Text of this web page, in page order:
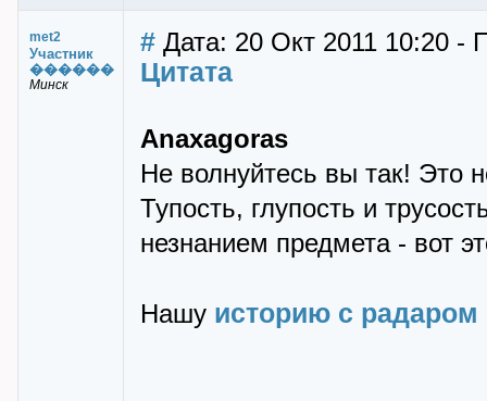
met2
Участник
������
Минск
# Дата: 20 Окт 2011 10:20 -
Цитата
Anaxagoras
Не волнуйтесь вы так! Это
Тупость, глупость и
незнанием предмета - вот
Нашу историю с